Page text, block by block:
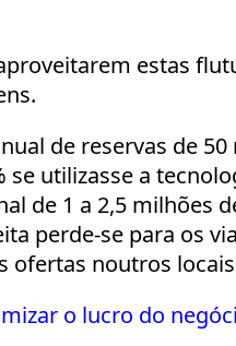
estas
de reservas de
utilizasse a
de 1 a 2,5 milhões
perde-se para os
ofertas noutros
o lucro do